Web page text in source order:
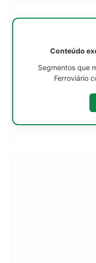
Conteúdo
Segmentos que
Ferroviário